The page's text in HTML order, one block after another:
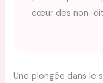
cœur des non-
Une plongée dans le